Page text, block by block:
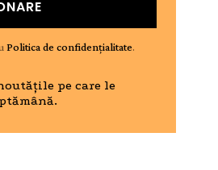
Politica de confidențialitate.
pe care le